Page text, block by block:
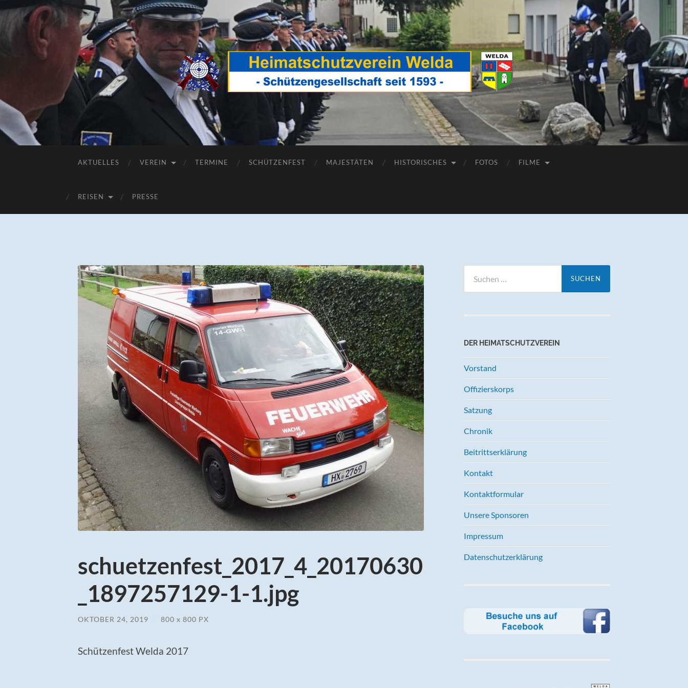
Heimatschutzverein
AKTUELLES VEREIN TERMINE SCHÜTZENFEST MAJESTÄTEN HISTORISCHES FOTOS FILME
REISEN PRESSE
schuetzenfest_2017_4_20170630
_1897257129-1-1.jpg
OKTOBER 24, 2019 800 x 800 PX
Schützenfest Welda 2017
nach:
DER HEIMATSCHUTZVEREIN
Vorstand
Offizierskorps
Satzung
Chronik
Beitrittserklärung
Kontakt
Kontaktformular
Unsere Sponsoren
Impressum
Datenschutzerklärung